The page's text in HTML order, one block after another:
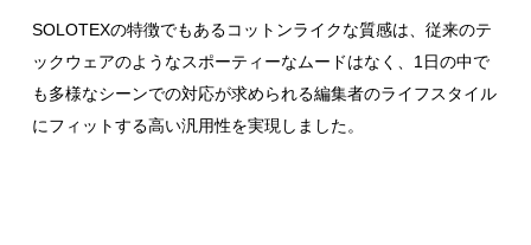
SOLOTEXの特徴でもあるコットンライクな質感は、従来のテ
ックウェアのようなスポーティーなムードはなく、1日の中で
も多様なシーンでの対応が求められる編集者のライフスタイル
にフィットする高い汎用性を実現しました。